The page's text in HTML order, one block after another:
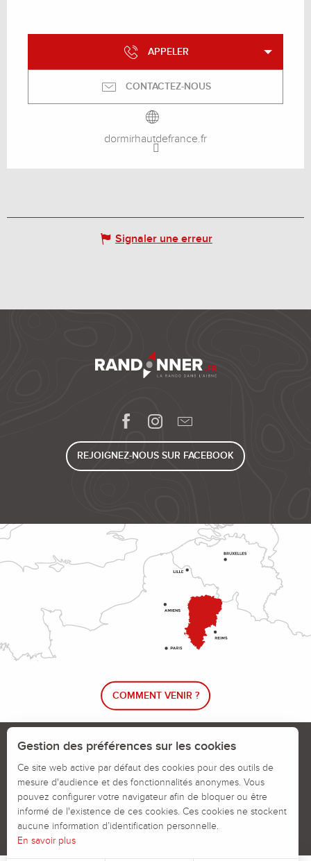
APPELER
CONTACTEZ-NOUS
dormirhautdefrance.fr
Signaler une erreur
REJOIGNEZ-NOUS SUR FACEBOOK
COMMENT VENIR ?
Le blog rando !
Calendrier des jours chassés
Signaler un problème sur un parcours
Politiques des Cookies Mentions légales
Gestion des préférences sur les cookies
Ce site web active par défaut des cookies pour des outils de
mesure d'audience et des fonctionnalités anonymes. Vous
pouvez configurer votre navigateur afin de bloquer ou être
informé de l'existence de ces cookies. Ces cookies ne stockent
aucune information d’identification personnelle.
En savoir plus